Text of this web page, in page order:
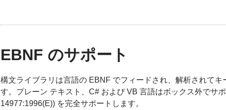
EBNF のサポート
構文ライブラリは言語の EBNF でフィードされ、解析されて
す。プレーン テキスト、C# および VB 言語はボックス外でサ
14977:1996(E)) を完全サポートします。